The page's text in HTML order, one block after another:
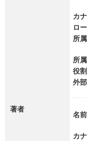
著者
カナ
ロ
所属
所
役割
外
名前
カナ